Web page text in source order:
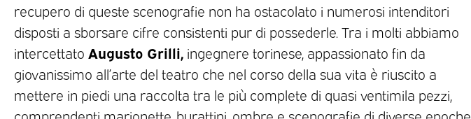
recupero di queste scenografie non ha ostacolato i numerosi intenditori
disposti a sborsare cifre consistenti pur di possederle. Tra i molti abbiamo
intercettato Augusto Grilli, ingegnere torinese, appassionato fin da
giovanissimo all’arte del teatro che nel corso della sua vita è riuscito a
mettere in piedi una raccolta tra le più complete di quasi ventimila pezzi,